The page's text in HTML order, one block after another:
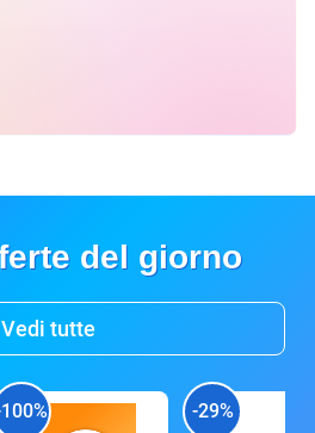
del giorno
Vedi tutte
-29%